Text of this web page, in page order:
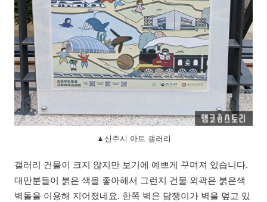
▲신주시 아트 갤러리
갤러리 건물이 크지 않지만 보기에 예쁘게 꾸며져 있습니다.
대만분들이 붉은 색을 좋아해서 그런지 건물 외곽은 붉은색
벽돌을 이용해 지어졌네요. 한쪽 벽은 담쟁이가 벽을 덮고 있